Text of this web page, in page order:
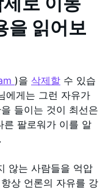
을 읽어보
)을 삭제할 수 있습
에게는 그런 자유가
들이는 것이 최선은
른 팔로워가 이를 알
않는 사람들을 억압
상 언론의 자유를 강